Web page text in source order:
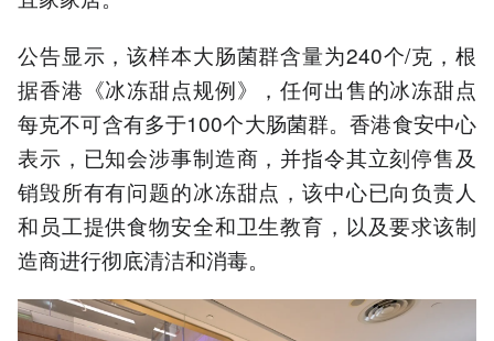
公告显示，该样本大肠菌群含量为240个/克，根
据香港《冰冻甜点规例》，任何出售的冰冻甜点
每克不可含有多于100个大肠菌群。香港食安中心
表示，已知会涉事制造商，并指令其立刻停售及
销毁所有有问题的冰冻甜点，该中心已向负责人
和员工提供食物安全和卫生教育，以及要求该制
造商进行彻底清洁和消毒。